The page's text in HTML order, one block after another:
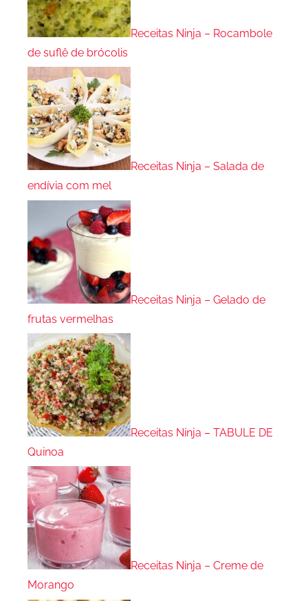
Receitas Ninja – Rocambole
de suflê de brócolis
Receitas Ninja – Salada de
endívia com mel
Receitas Ninja – Gelado de
frutas vermelhas
Receitas Ninja – TABULE DE
Quinoa
Receitas Ninja – Creme de
Morango